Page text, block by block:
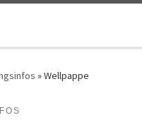
»Wellpappe